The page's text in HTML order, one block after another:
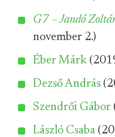
G7 – Jandó
november 2.)
Éber Márk
Dezső András
Szendrői Gábor
László Csaba